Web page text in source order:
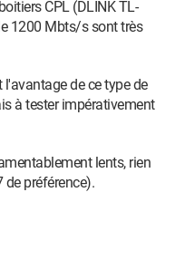
CPL (DLINK TL-
1200 Mbts/s sont très
de ce type de
à tester impérativement
lents, rien
de préférence).